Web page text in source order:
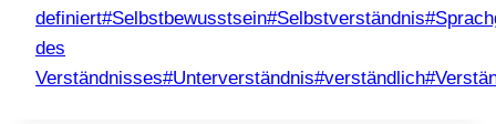
definiert#Selbstbewusstsein#Selbstverständnis#
des
Verständnisses#Unterverständnis#verständlich#